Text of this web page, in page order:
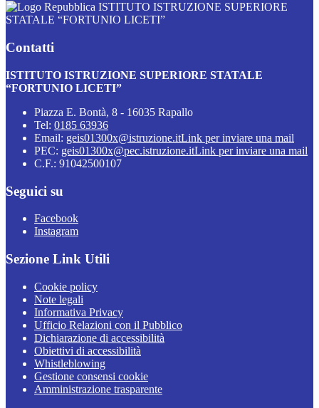
ISTITUTO ISTRUZIONE SUPERIORE
STATALE “FORTUNIO LICETI”
Contatti
ISTITUTO ISTRUZIONE SUPERIORE STATALE
“FORTUNIO LICETI”
Piazza E. Bontà, 8 - 16035 Rapallo
Tel: 0185 63936
Email: geis01300x@istruzione.itLink per inviare una mail
PEC: geis01300x@pec.istruzione.itLink per inviare una mail
C.F.: 91042500107
Seguici su
Facebook
Instagram
Sezione Link Utili
Cookie policy
Note legali
Informativa Privacy
Ufficio Relazioni con il Pubblico
Dichiarazione di accessibilità
Obiettivi di accessibilità
Whistleblowing
Gestione consensi cookie
Amministrazione trasparente